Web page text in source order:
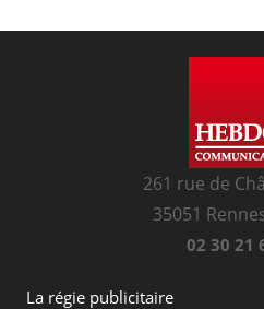
261 rue de
35051
02 30 21
La régie publicitaire